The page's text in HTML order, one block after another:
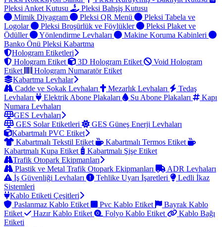
Pleksi Anket Kutusu
Pleksi Bahşiş Kutusu
Mimik Diyagram
Pleksi QR Menü
Pleksi Tabela ve
Logolar
Pleksi Broşürlük ve Föylükler
Pleksi Plaket ve
Ödüller
Yönlendirme Levhaları
Makine Koruma Kabinleri
Banko Önü Pleksi Kabartma
Hologram Etiketleri
Hologram Etiket
3D Hologram Etiket
Void Hologram
Etiket
Hologram Numaratör Etiket
Kabartma Levhalar
Cadde ve Sokak Levhaları
Mezarlık Levhaları
Tedaş
Levhaları
Elektrik Abone Plakaları Su Abone Plakaları
Kapı
Numara Levhaları
GES Levhaları
GES Solar Etiketleri
GES Güneş Enerji Levhaları
Kabartmalı PVC Etiket
Kabartmalı Tekstil Etiket
Kabartmalı Termos Etiket
Kabartmalı Kupa Etiket
Kabartmalı Şişe Etiket
Trafik Otopark Ekipmanları
Plastik ve Metal Trafik Otopark Ekipmanları
ADR Levhaları
İş Güvenliği Levhaları
Tehlike Uyarı İşaretleri
Ledli İkaz
Sistemleri
Kablo Etiketi Çeşitleri
Paslanmaz Kablo Etiket
Pvc Kablo Etiket
Bayrak Kablo
Etiket
Hazır Kablo Etiket Folyo Kablo Etiket
Kablo Bağı
Etiketi